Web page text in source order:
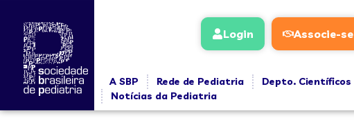
Login Associe-se
A SBP Rede de Pediatria Depto. Científicos
Notícias da Pediatria